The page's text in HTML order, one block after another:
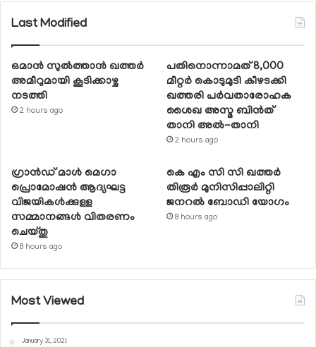
Last Modified
ഒമാന്‍ സുല്‍ത്താന്‍ ഖത്തര്‍
അമീറുമായി കൂടിക്കാഴ്ച
നടത്തി
2 hours ago
പതിനൊന്നാമത് 8,000
മീറ്റര്‍ കൊടുമുടി കീഴടക്കി
ഖത്തരി പര്‍വതാരോഹക
ശൈഖ അസ്മ ബിന്‍ത്
താനി അല്‍-താനി
2 hours ago
ഗ്രാന്‍ഡ് മാള്‍ മെഗാ
പ്രൊമോഷന്‍ ആദ്യഘട്ട
വിജയികള്‍ക്കുള്ള
സമ്മാനങ്ങള്‍ വിതരണം
ചെയ്തു
8 hours ago
കെ എം സി സി ഖത്തര്‍
തിരൂര്‍ മുനിസിപ്പാലിറ്റി
ജനറല്‍ ബോഡി യോഗം
8 hours ago
Most Viewed
January 31, 2021